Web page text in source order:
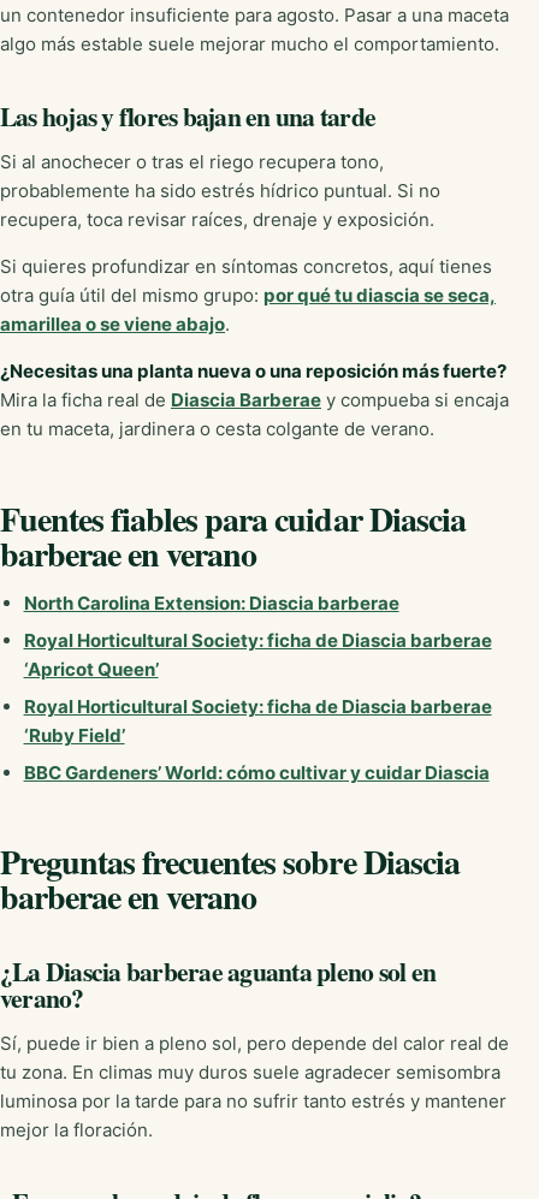
un contenedor insuficiente para agosto. Pasar a una maceta
algo más estable suele mejorar mucho el comportamiento.
Las hojas y flores bajan en una tarde
Si al anochecer o tras el riego recupera tono,
probablemente ha sido estrés hídrico puntual. Si no
recupera, toca revisar raíces, drenaje y exposición.
Si quieres profundizar en síntomas concretos, aquí tienes
otra guía útil del mismo grupo: por qué tu diascia se seca,
amarillea o se viene abajo.
¿Necesitas una planta nueva o una reposición más fuerte?
Mira la ficha real de Diascia Barberae y compueba si encaja
en tu maceta, jardinera o cesta colgante de verano.
Fuentes fiables para cuidar Diascia
barberae en verano
North Carolina Extension: Diascia barberae
Royal Horticultural Society: ficha de Diascia barberae
‘Apricot Queen’
Royal Horticultural Society: ficha de Diascia barberae
‘Ruby Field’
BBC Gardeners’ World: cómo cultivar y cuidar Diascia
Preguntas frecuentes sobre Diascia
barberae en verano
¿La Diascia barberae aguanta pleno sol en
verano?
Sí, puede ir bien a pleno sol, pero depende del calor real de
tu zona. En climas muy duros suele agradecer semisombra
luminosa por la tarde para no sufrir tanto estrés y mantener
mejor la floración.